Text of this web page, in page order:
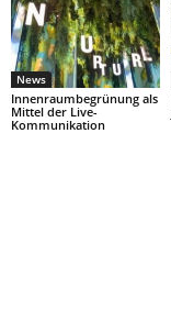
News
Innenraumbegrünung als
Mittel der Live-
Kommunikation